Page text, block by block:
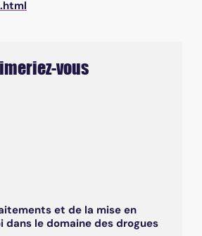
vous
et de la mise en
dans le domaine des drogues